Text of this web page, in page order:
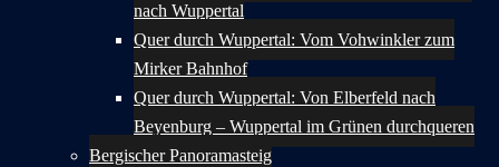
nach Wuppertal
Quer durch Wuppertal: Vom Vohwinkler zum
Mirker Bahnhof
Quer durch Wuppertal: Von Elberfeld nach
Beyenburg – Wuppertal im Grünen durchqueren
Bergischer Panoramasteig